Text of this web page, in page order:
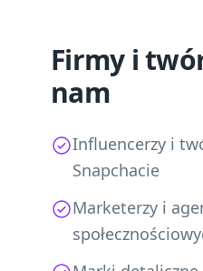
Firmy i
nam
Influencerzy i
Snapchacie
Marketerzy i